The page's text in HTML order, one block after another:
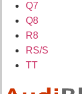
Q7
Q8
R8
RS/S
TT